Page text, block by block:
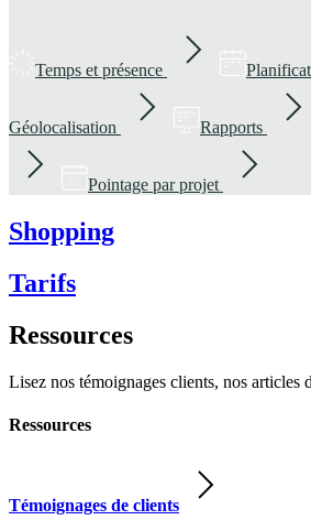
Temps et présence
Géolocalisation Rapports
Pointage par projet
Shopping
Tarifs
Ressources
Lisez nos témoignages clients, nos articles
Ressources
Témoignages de clients